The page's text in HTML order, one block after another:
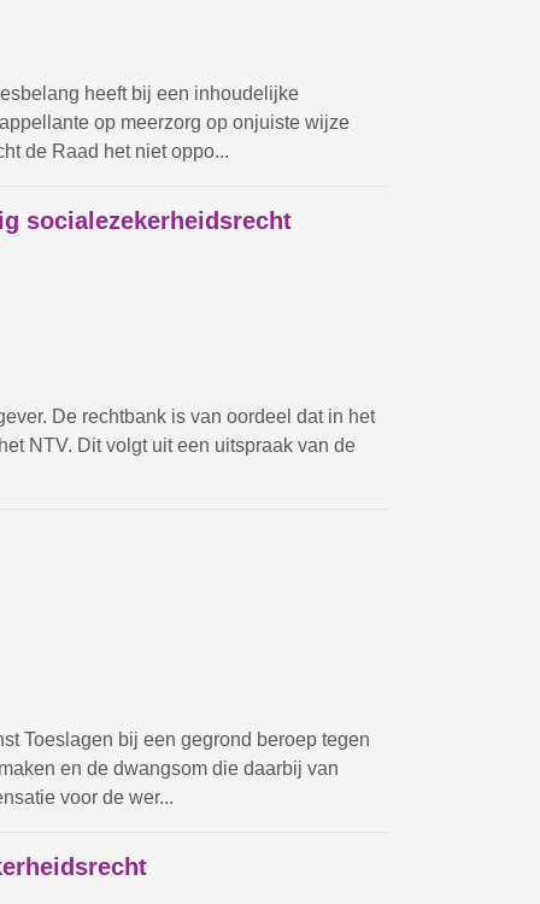
heeft bij een inhoudelijke
op meerzorg op onjuiste wijze
de Raad het niet oppo...
socialezekerheidsrecht
De rechtbank is van oordeel dat in het
NTV. Dit volgt uit een uitspraak van de
Toeslagen bij een gegrond beroep tegen
en de dwangsom die daarbij van
voor de wer...